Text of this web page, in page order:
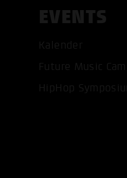
ALLE COOKIES
EVENTS
Kalender
Future Music
HipHop